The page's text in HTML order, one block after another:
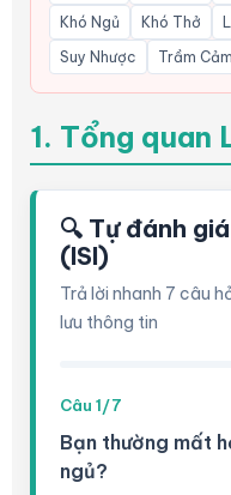
Khó Ngủ
Khó Thở
Suy Nhược
Trầm Cảm
1. Tổng quan
🔍 Tự đánh
(ISI)
Trả lời nhanh 7 câu
lưu thông tin
Câu 1/7
Bạn thường mất
ngủ?